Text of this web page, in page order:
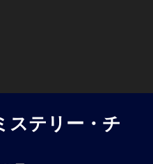
テリー・チ